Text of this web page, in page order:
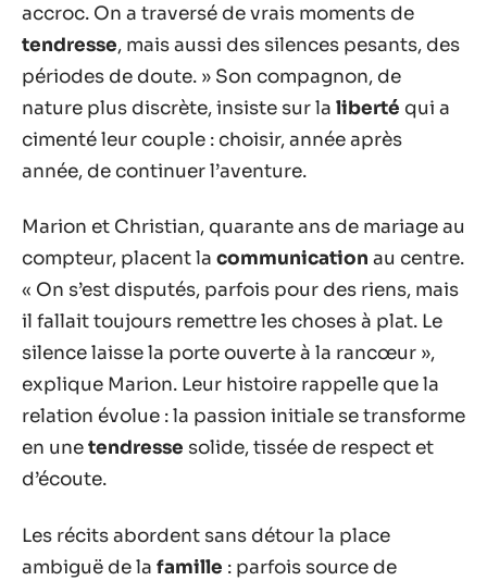
accroc. On a traversé de vrais moments de
tendresse, mais aussi des silences pesants, des
périodes de doute. » Son compagnon, de
nature plus discrète, insiste sur la liberté qui a
cimenté leur couple : choisir, année après
année, de continuer l’aventure.
Marion et Christian, quarante ans de mariage au
compteur, placent la communication au centre.
« On s’est disputés, parfois pour des riens, mais
il fallait toujours remettre les choses à plat. Le
silence laisse la porte ouverte à la rancœur »,
explique Marion. Leur histoire rappelle que la
relation évolue : la passion initiale se transforme
en unetendresse solide, tissée de respect et
d’écoute.
Les récits abordent sans détour la place
ambiguë de la famille : parfois source de